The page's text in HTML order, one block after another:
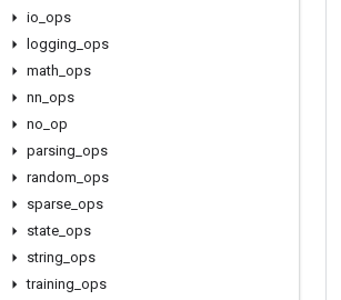
io ops
logging ops
math ops
nn ops
no op
parsing ops
random ops
sparse ops
state ops
string ops
training ops